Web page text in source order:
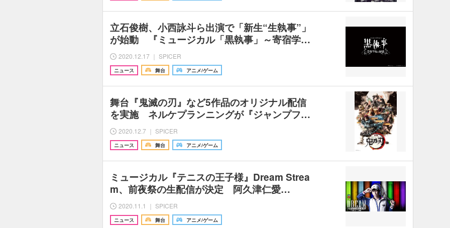
立石俊樹、小西詠斗ら出演で「新生“生執事”」
が始動 『ミュージカル「黒執事」～寄宿学…
2020.12.17 ｜ SPICER
ニュース 舞台 アニメ/ゲーム
舞台『鬼滅の刃』など5作品のオリジナル配信
を実施 ネルケプランニングが『ジャンプフ…
2020.12.7 ｜ SPICER
ニュース 舞台 アニメ/ゲーム
ミュージカル『テニスの王子様』Dream Strea
m、前夜祭の生配信が決定 阿久津仁愛…
2020.11.1 ｜ SPICER
ニュース 舞台 アニメ/ゲーム